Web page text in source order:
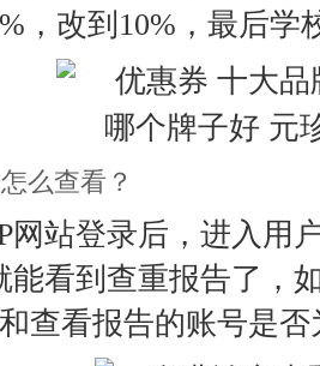
，改到10%，最后学
么查看？
网站登录后，进入用
能看到查重报告了，
查看报告的账号是